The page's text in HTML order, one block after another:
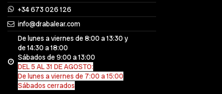
+34 673 026 126
info@drabalear.com
De lunes a viernes de 8:00 a 13:30 y
de 14:30 a 18:00
Sábados de 9:00 a 13:00
DEL 5 AL 31 DE AGOSTO:
De lunes a viernes de 7:00 a 15:00
Sábados cerrados